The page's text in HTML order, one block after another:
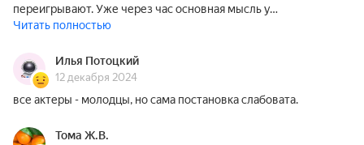
переигрывают. Уже через час основная мысль у…
Читать полностью
Илья Потоцкий
12 декабря 2024
все актеры - молодцы, но сама постановка слабовата.
Тома Ж.В.